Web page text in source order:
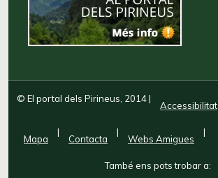
© El portal dels Pirineus, 2014|
Accessibilitat
Mapa
|
Contacta
|
Webs Amigues
|
També ens pots trobar a: